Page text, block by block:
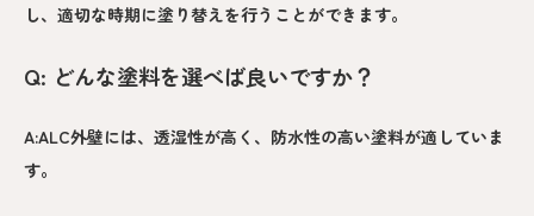
し、適切な時期に塗り替えを行うことができます。
Q: どんな塗料を選べば良いですか？
A:ALC外壁には、透湿性が高く、防水性の高い塗料が適していま
す。